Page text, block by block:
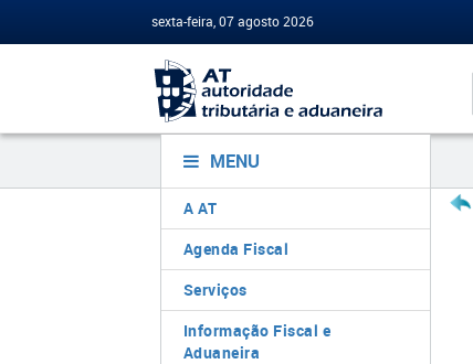
sexta-feira, 07 agosto 2026
MENU
A AT
Agenda Fiscal
Serviços
Informação Fiscal e
Aduaneira